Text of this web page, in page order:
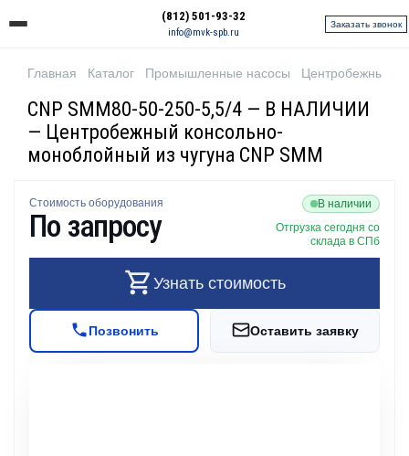
(812) 501-93-32
info@mvk-spb.ru
Заказать звонок
Главная Каталог Промышленные насосы Центробежные
CNP SMM80-50-250-5,5/4 — В НАЛИЧИИ
— Центробежный консольно-
моноблойный из чугуна CNP SMM
Стоимость оборудования
По запросу
В наличии
Отгрузка сегодня со
склада в СПб
Узнать стоимость
Позвонить Оставить заявку